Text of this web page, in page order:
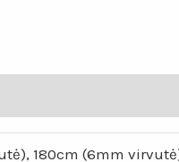
180cm (6mm